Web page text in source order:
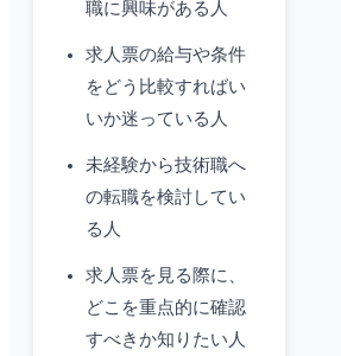
職に興味がある人
求人票の給与や条件
をどう比較すればい
いか迷っている人
未経験から技術職へ
の転職を検討してい
る人
求人票を見る際に、
どこを重点的に確認
すべきか知りたい人